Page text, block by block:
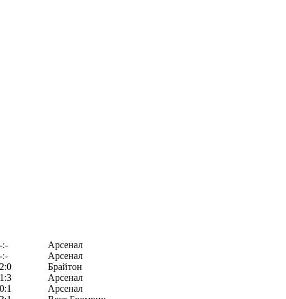
-:-
Арсенал
-:-
Арсенал
2:0
Брайтон
1:3
Арсенал
0:1
Арсенал